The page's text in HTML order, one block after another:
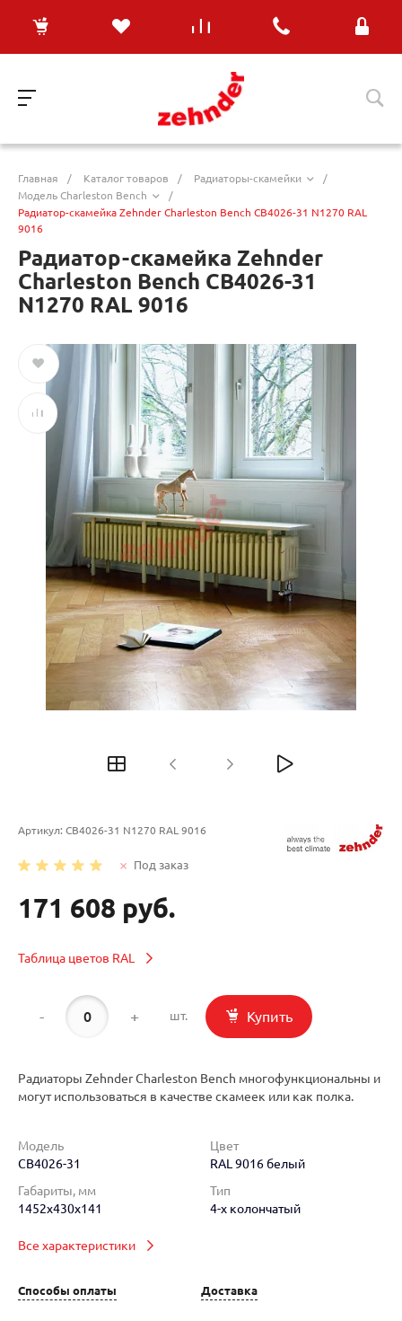
Главная / Каталог товаров / Радиаторы-скамейки
/
Модель Charleston Bench
/
Радиатор-скамейка Zehnder Charleston Bench CB4026-31 N1270 RAL
9016
Радиатор-скамейка Zehnder
Charleston Bench CB4026-31
N1270 RAL 9016
Артикул: CB4026-31 N1270 RAL 9016
Под заказ
171 608 руб.
Таблица цветов RAL
- + шт. Купить
Радиаторы Zehnder Charleston Bench многофункциональны и
могут использоваться в качестве скамеек или как полка.
Модель
CB4026-31
Цвет
RAL 9016 белый
Габариты, мм
1452x430x141
Тип
4-х колончатый
Все характеристики
Способы оплаты Доставка